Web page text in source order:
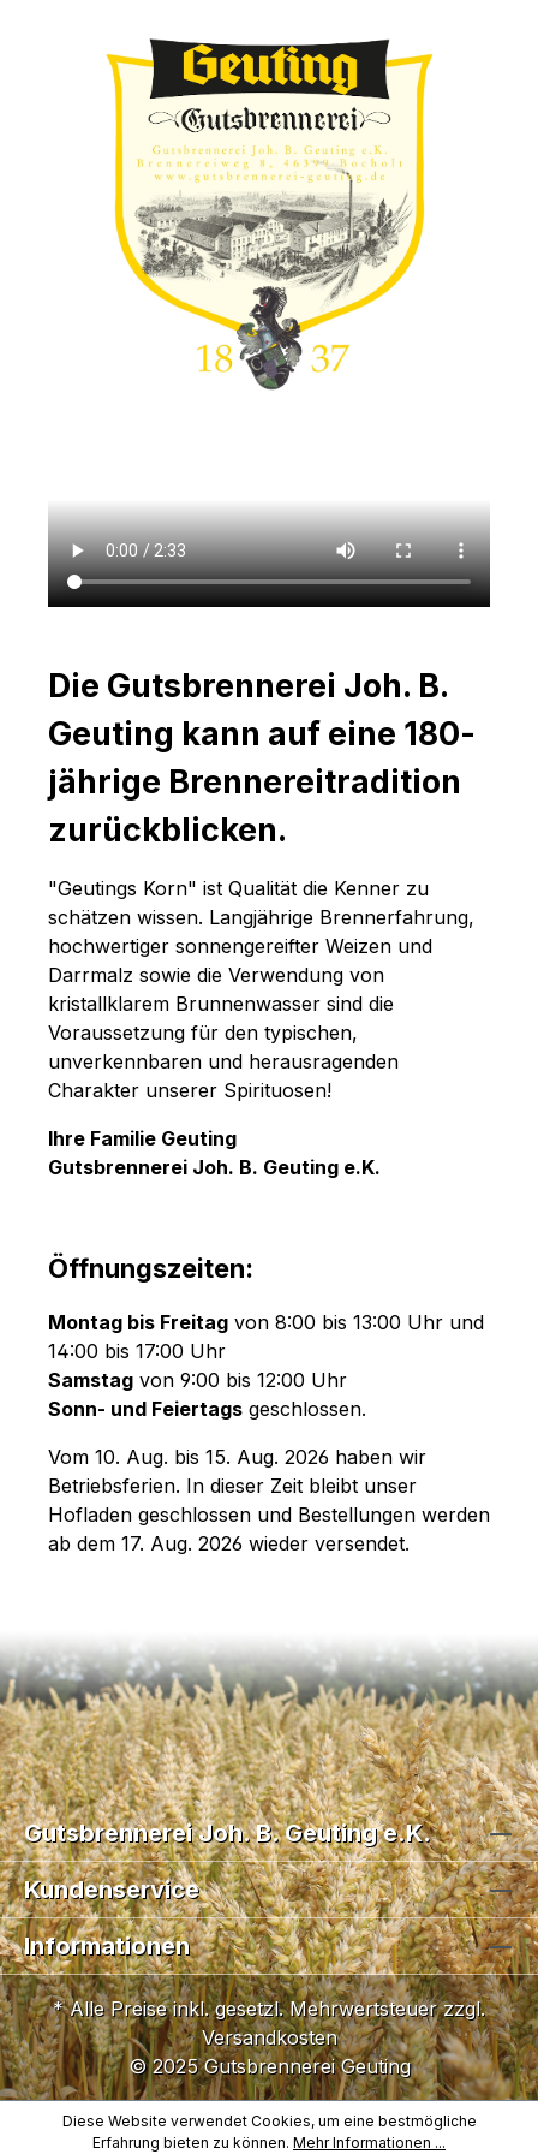
Die Gutsbrennerei Joh. B.
Geuting kann auf eine 180-
jährige Brennereitradition
zurückblicken.
"Geutings Korn" ist Qualität die Kenner zu
schätzen wissen. Langjährige Brennerfahrung,
hochwertiger sonnengereifter Weizen und
Darrmalz sowie die Verwendung von
kristallklarem Brunnenwasser sind die
Voraussetzung für den typischen,
unverkennbaren und herausragenden
Charakter unserer Spirituosen!
Ihre Familie Geuting
Gutsbrennerei Joh. B. Geuting e.K.
Öffnungszeiten:
Montag bis Freitag von 8:00 bis 13:00 Uhr und
14:00 bis 17:00 Uhr
Samstag von 9:00 bis 12:00 Uhr
Sonn- und Feiertags geschlossen.
Vom 10. Aug. bis 15. Aug. 2026 haben wir
Betriebsferien. In dieser Zeit bleibt unser
Hofladen geschlossen und Bestellungen werden
ab dem 17. Aug. 2026 wieder versendet.
Gutsbrennerei Joh. B. Geuting e.K.
Kundenservice
Informationen
* Alle Preise inkl. gesetzl. Mehrwertsteuer zzgl.
Versandkosten
© 2025 Gutsbrennerei Geuting
Diese Website verwendet Cookies, um eine bestmögliche
Erfahrung bieten zu können. Mehr Informationen ...